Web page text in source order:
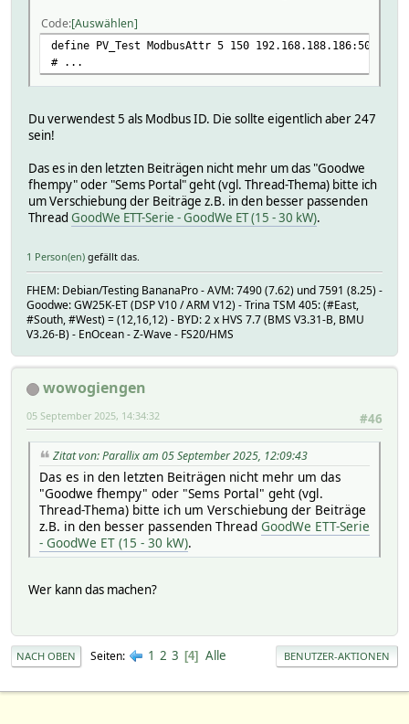
Code Auswählen
define PV_Test ModbusAttr 5 150 192.168.188.186:502 TCP
# ...
Du verwendest 5 als Modbus ID. Die sollte eigentlich aber 247
sein!
Das es in den letzten Beiträgen nicht mehr um das "Goodwe
fhempy" oder "Sems Portal" geht (vgl. Thread-Thema) bitte ich
um Verschiebung der Beiträge z.B. in den besser passenden
Thread GoodWe ETT-Serie - GoodWe ET (15 - 30 kW).
1 Person(en) gefällt das.
FHEM: Debian/Testing BananaPro - AVM: 7490 (7.62) und 7591 (8.25) -
Goodwe: GW25K-ET (DSP V10 / ARM V12) - Trina TSM 405: (#East,
#South, #West) = (12,16,12) - BYD: 2 x HVS 7.7 (BMS V3.31-B, BMU
V3.26-B) - EnOcean - Z-Wave - FS20/HMS
wowogiengen
#46
05 September 2025, 14:34:32
Zitat von: Parallix am 05 September 2025, 12:09:43
Das es in den letzten Beiträgen nicht mehr um das
"Goodwe fhempy" oder "Sems Portal" geht (vgl.
Thread-Thema) bitte ich um Verschiebung der Beiträge
z.B. in den besser passenden Thread GoodWe ETT-Serie
- GoodWe ET (15 - 30 kW).
Wer kann das machen?
NACH OBEN Seiten 1 2 3 4 Alle BENUTZER-AKTIONEN